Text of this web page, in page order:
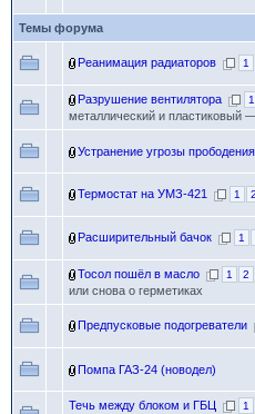
Темы форума
Реанимация радиаторов 1
Разрушение вентилятора 1
металлический и пластиковый
Устранение угрозы
Термостат на УМЗ-421 1 2
Расширительный бачок 1
Тосол пошёл в масло 1 2
или снова о герметиках
Предпусковые подогреватели
Помпа ГАЗ-24 (новодел)
Течь между блоком и ГБЦ 1